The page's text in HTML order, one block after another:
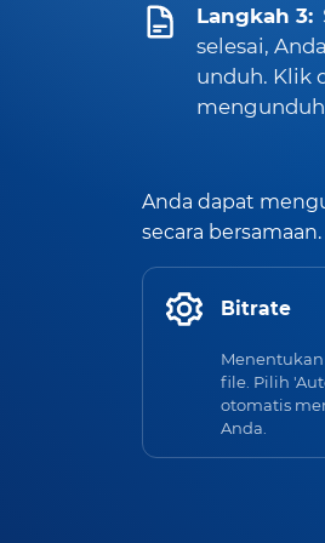
Langkah 3:
selesai,
unduh. Klik
Anda dapat
secara bersamaan.
Bitrate
file. Pilih
otomatis
Anda.